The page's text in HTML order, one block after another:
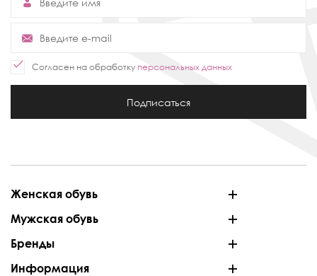
Согласен на обработку персональных данных
Подписаться
Женская обувь
Мужская обувь
Бренды
Информация